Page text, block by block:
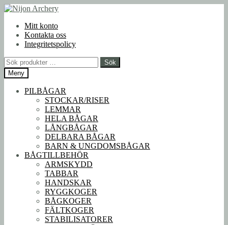
Hoppa
navigering
Hoppa
innehållMitt konto
Kontakta oss
Integritetspolicy
Sök
efter:
Sök
Meny
PILBÅGAR
STOCKAR/RISER
LEMMAR
HELA BÅGAR
LÅNGBÅGAR
DELBARA BÅGAR
BARN & UNGDOMSBÅGAR
BÅGTILLBEHÖR
ARMSKYDD
TABBAR
HANDSKAR
RYGGKOGER
BÅGKOGER
FÄLTKOGER
STABILISATORER